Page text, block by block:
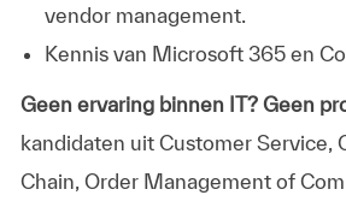
vendor management.
Kennis van Microsoft 365 en
Geen ervaring binnen IT? Geen
kandidaten uit Customer Service,
Chain, Order Management of